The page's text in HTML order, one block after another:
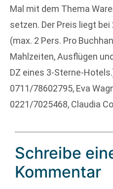
Mal mit dem Thema
setzen. Der Preis liegt bei
(max. 2 Pers. Pro
Mahlzeiten, Ausflügen
DZ eines 3-Sterne-
0711/78602795, Eva
0221/7025468, Claudia
Schreibe
Kommentar